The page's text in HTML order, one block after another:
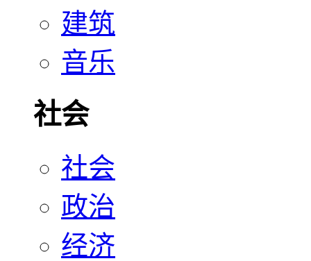
建筑
音乐
社会
社会
政治
经济